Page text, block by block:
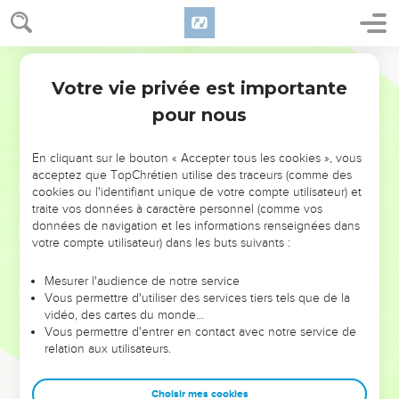
NE MANQUEZ PAS L’ÉVÉNEMENT
DE L’ANNÉE !
ET SI LEURS ERREURS POUVAIENT VOUS ÉVITER LES
VOTRES ?
leur foi ou leur vision. Mais on voit moins les doutes, les erreurs
et les saisons difficiles qu'ils ont traversés, alors même que ce
sont elles qui les ont façonnés.
Dans cette conférence, leaders, entrepreneurs, et responsables
clés pour avancer avec plus de sagesse afin que leurs erreurs
Votre vie privée est importante
pour nous
En cliquant sur le bouton « Accepter tous les cookies », vous
acceptez que TopChrétien utilise des traceurs (comme des
cookies ou l'identifiant unique de votre compte utilisateur) et
traite vos données à caractère personnel (comme vos
données de navigation et les informations renseignées dans
votre compte utilisateur) dans les buts suivants :
Mesurer l'audience de notre service
Vous permettre d'utiliser des services tiers tels que de la
vidéo, des cartes du monde…
Vous permettre d'entrer en contact avec notre service de
relation aux utilisateurs.
Choisir mes cookies